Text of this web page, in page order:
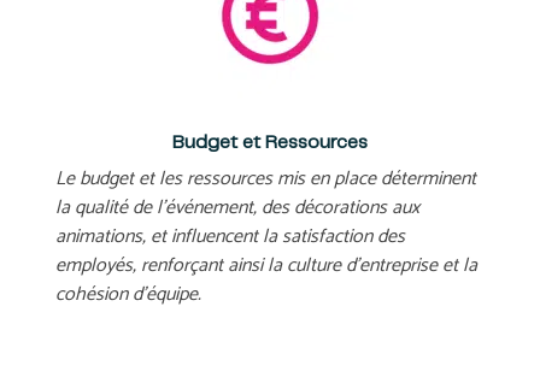
Budget et Ressources
Le budget et les ressources mis en place déterminent
la qualité de l’événement, des décorations aux
animations, et influencent la satisfaction des
employés, renforçant ainsi la culture d’entreprise et la
cohésion d’équipe.